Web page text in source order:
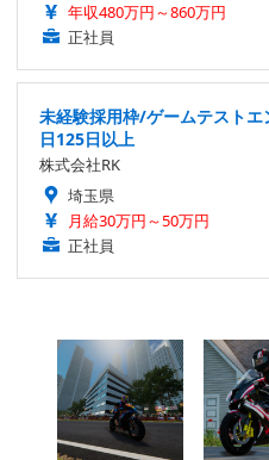
年収480万円～860万円
正社員
未経験採用枠/ゲームテスト
日125日以上
株式会社RK
埼玉県
月給30万円～50万円
正社員